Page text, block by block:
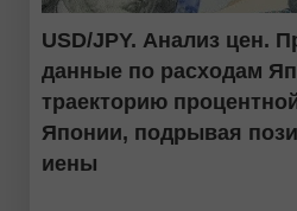
USD/JPY. Анализ цен.
данные по расходам
траекторию
Японии, подрывая
иены